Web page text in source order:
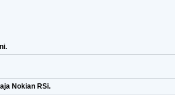
Nokian RSi.